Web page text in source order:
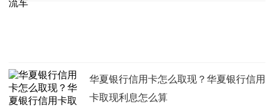
华夏银行信用卡怎么取现？华夏银行信用
卡取现利息怎么算